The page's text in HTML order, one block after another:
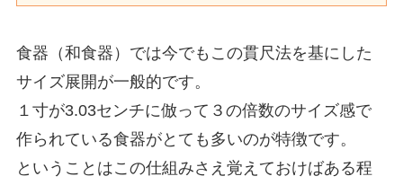
食器（和食器）では今でもこの貫尺法を基にした
サイズ展開が一般的です。
１寸が3.03センチに倣って３の倍数のサイズ感で
作られている食器がとても多いのが特徴です。
ということはこの仕組みさえ覚えておけばある程